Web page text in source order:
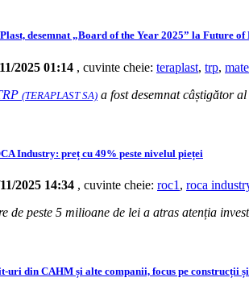
desemnat „Board of the Year 2025” la Future of
2025 01:14 , cuvinte cheie: teraplast, trp,
(TERAPLAST SA) a fost desemnat câștigător
Industry: preț cu 49% peste nivelul pieței
2025 14:34 , cuvinte cheie: roc1 , roca
de peste 5 milioane de lei a atras atenția
din CAHM și alte companii, focus pe construcții